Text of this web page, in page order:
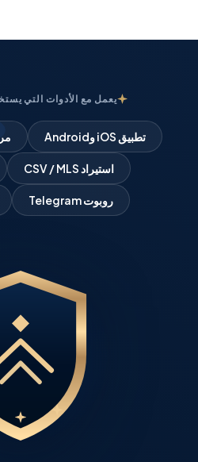
يعمل مع الأدوات التي
تطبيق iOS وAndroid
استيراد CSV / MLS
روبوت Telegram